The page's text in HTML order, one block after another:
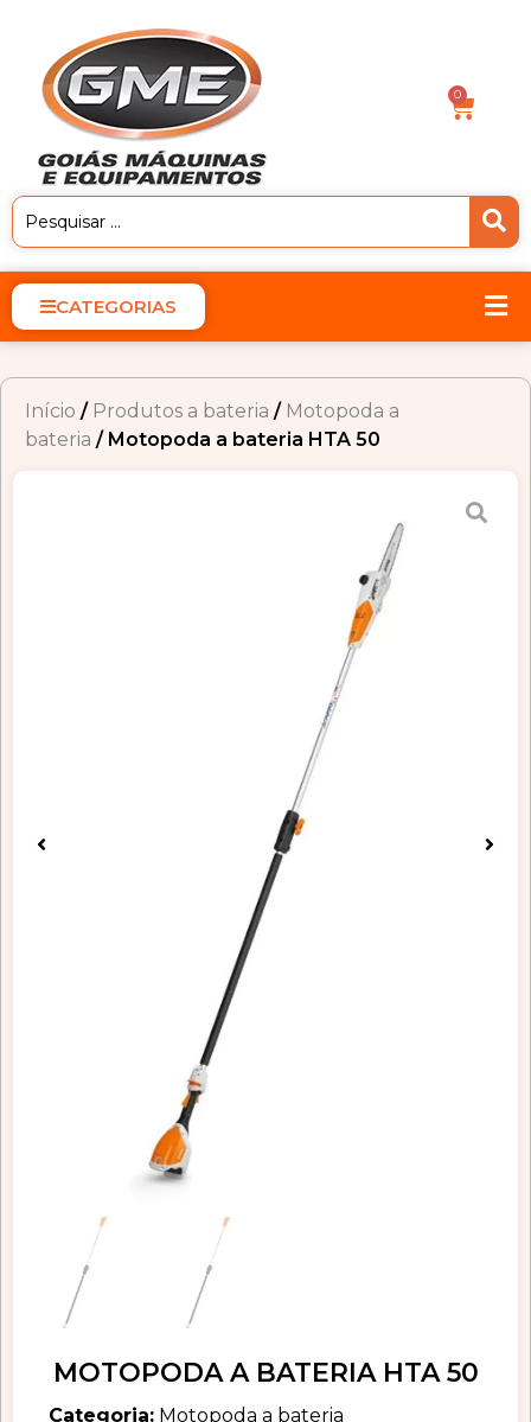
0
CATEGORIAS
Início / Produtos a bateria / Motopoda a
bateria / Motopoda a bateria HTA 50
MOTOPODA A BATERIA HTA 50
Categoria: Motopoda a bateria